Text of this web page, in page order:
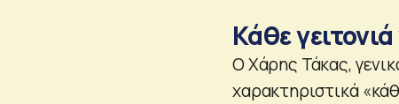
Κάθε
O Χάρης Τάκας,
χαρακτηριστικά